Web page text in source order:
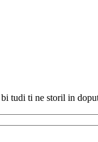
tudi ti ne storil in